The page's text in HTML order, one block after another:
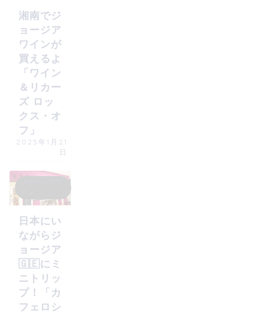
湘南でジ
ョージア
ワインが
買えるよ
「ワイン
＆リカー
ズ ロッ
クス・オ
フ」
2025年1月21
日
日本にい
ながらジ
ョージア
🇬🇪にミ
ニトリッ
プ！「カ
フェロシ